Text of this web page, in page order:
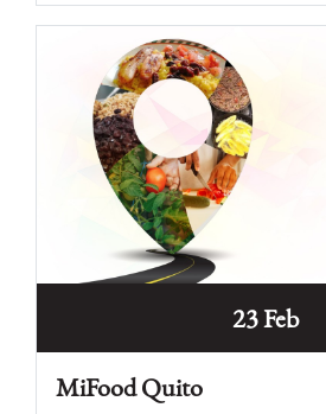
23 Feb
MiFood Quito